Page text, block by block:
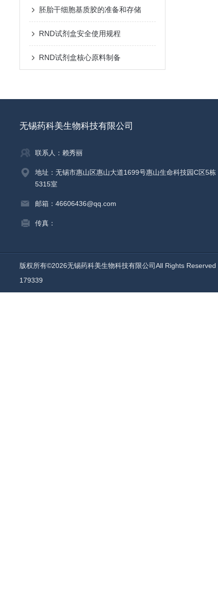
胚胎干细胞基质胶的准备和存储
RND试剂盒安全使用规程
RND试剂盒核心原料制备
无锡药科美生物科技有限公司
联系人：赖秀丽
地址：无锡市惠山区惠山大道1699号惠山生命科技园C区5栋
5315室
邮箱：46606436@qq.com
传真：
版权所有©2026无锡药科美生物科技有限公司All Rights
179339